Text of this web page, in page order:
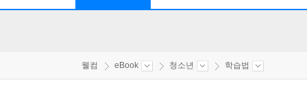
웰컴 eBook 청소년 학습법